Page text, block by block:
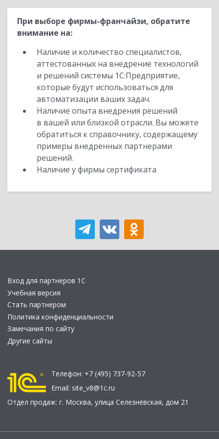
При выборе фирмы-франчайзи, обратите
внимание на:
Наличие и количество специалистов,
аттестованных на внедрение технологий
и решений системы 1С:Предприятие,
которые будут использоваться для
автоматизации ваших задач.
Наличие опыта внедрения решений
в вашей или близкой отрасли. Вы можете
обратиться к справочнику, содержащему
примеры внедренных партнерами
решений.
Наличие у фирмы сертификата
Вход для партнеров 1С
Учебная версия
Стать партнером
Политика конфиденциальности
Замечания по сайту
Другие сайты
Телефон: +7 (495) 737-92-57
Email: site_v8@1c.ru
Отдел продаж: г. Москва, улица Селезнёвская, дом 21